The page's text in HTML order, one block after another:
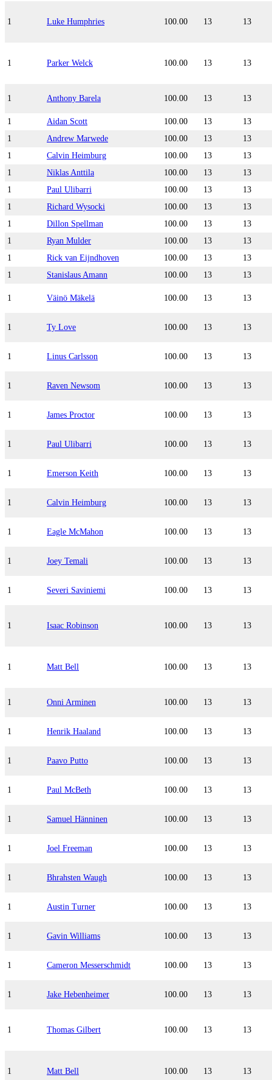
1 Luke Humphries 100.00 13 13
1 Parker Welck 100.00 13 13
1 Anthony Barela 100.00 13 13
1 Aidan Scott 100.00 13
13
1
Andrew Marwede 100.00 13
13
1
Calvin Heimburg 100.00 13
13
1
Niklas Anttila 100.00 13
13
1
Paul Ulibarri 100.00 13
13
1
Richard Wysocki 100.00 13
13
1
Dillon Spellman 100.00 13
13
1
Ryan Mulder 100.00 13
13
1
Rick van Eijndhoven 100.00 13
13
1
Stanislaus Amann 100.00 13 13
1 Väinö Mäkelä 100.00 13 13
1 Ty Love 100.00 13 13
1 Linus Carlsson 100.00 13 13
1 Raven Newsom 100.00 13 13
1 James Proctor 100.00 13 13
1 Paul Ulibarri 100.00 13 13
1 Emerson Keith 100.00 13 13
1 Calvin Heimburg 100.00 13 13
1 Eagle McMahon 100.00 13 13
1 Joey Temali 100.00 13 13
1 Severi Saviniemi 100.00 13 13
1 Isaac Robinson 100.00 13 13
1 Matt Bell 100.00 13 13
1 Onni Arminen 100.00 13 13
1 Henrik Haaland 100.00 13 13
1 Paavo Putto 100.00 13 13
1 Paul McBeth 100.00 13 13
1 Samuel Hänninen 100.00 13 13
1 Joel Freeman 100.00 13 13
1 Bhrahsten Waugh 100.00 13 13
1 Austin Turner 100.00 13 13
1 Gavin Williams 100.00 13 13
1 Cameron Messerschmidt 100.00 13 13
1 Jake Hebenheimer 100.00 13 13
1 Thomas Gilbert 100.00 13 13
1 Matt Bell 100.00 13 13